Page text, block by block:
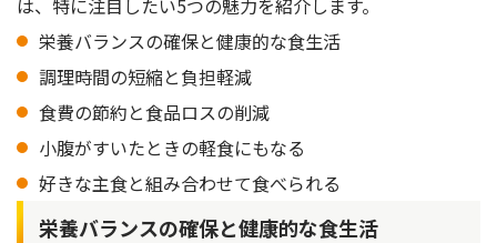
栄養バランスの確保と健康的な食生活
調理時間の短縮と負担軽減
食費の節約と食品ロスの削減
小腹がすいたときの軽食にもなる
好きな主食と組み合わせて食べられる
栄養バランスの確保と健康的な食生活